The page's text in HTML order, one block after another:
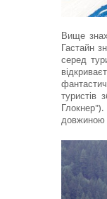
Вище
Гастайн
серед
туристів
Глокнер").
довжиною